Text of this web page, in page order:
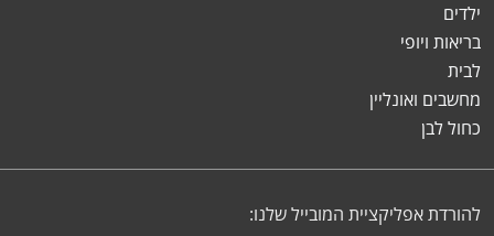
ילדים
בריאות ויופי
לבית
מחשבים ואונליין
כחול לבן
להורדת אפליקציית המובייל שלנו: